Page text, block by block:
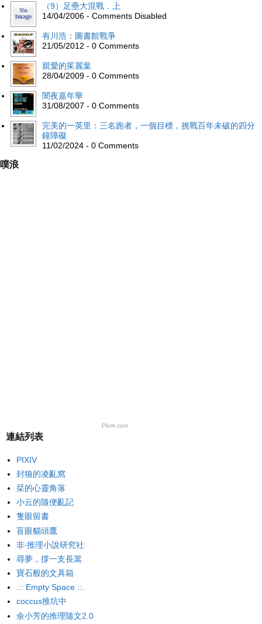
（9）足壘大混戰．上
14/04/2006 - Comments Disabled
有川浩：圖書館戰爭
21/05/2012 - 0 Comments
親愛的茱麗葉
28/04/2009 - 0 Comments
闇夜嘉年華
31/08/2007 - 0 Comments
完美的一英里：三名跑者，一個目標，挑戰百年未破的四分
鐘障礙
11/02/2024 - 0 Comments
噗浪
Plurk.com
連結列表
PIXIV
封狼的凌亂窩
栞的心靈角落
小云的隨便亂記
隻眼留書
盲眼貓頭鷹
非‧推理小說研究社
尋夢，撐一支長篙
寶石般的文具箱
.:: Empty Space ::.
coccus推坑中
余小芳的推理隨文2.0